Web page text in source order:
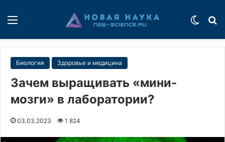
Биология Здоровье и медицина
Зачем выращивать «мини-
мозги» в лаборатории?
03.03.2023 1 824